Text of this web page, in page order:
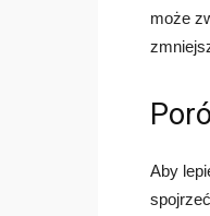
może
Aby